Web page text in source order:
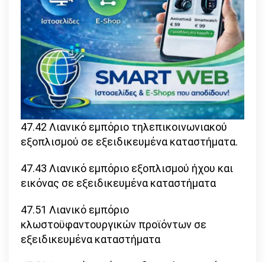
47.42 Λιανικό εμπόριο τηλεπικοινωνιακού
εξοπλισμού σε εξειδικευμένα καταστήματα.
47.43 Λιανικό εμπόριο εξοπλισμού ήχου και
εικόνας σε εξειδικευμένα καταστήματα
47.51 Λιανικό εμπόριο
κλωστοϋφαντουργικών προϊόντων σε
εξειδικευμένα καταστήματα